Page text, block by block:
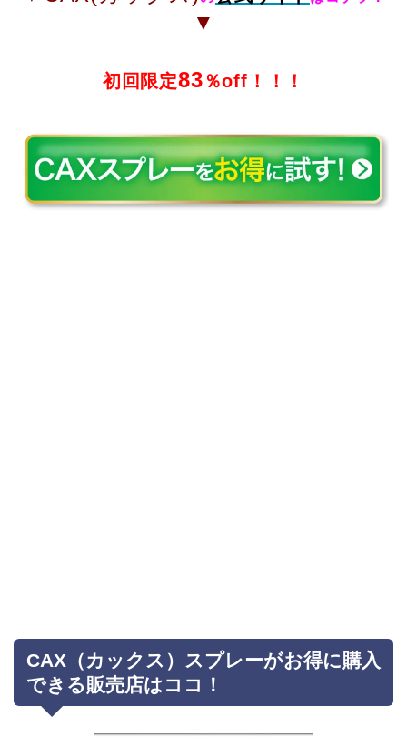
▼
初回限定83 ％off！！！
CAX（カックス）スプレーがお得に購入
できる販売店はココ！